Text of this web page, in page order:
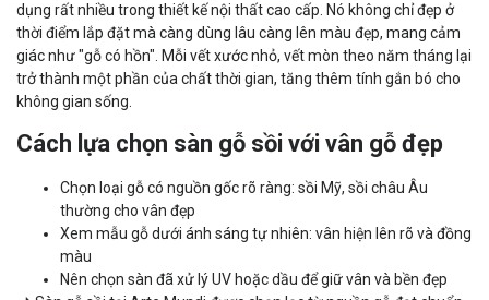
dụng rất nhiều trong thiết kế nội thất cao cấp. Nó không chỉ đẹp ở
thời điểm lắp đặt mà càng dùng lâu càng lên màu đẹp, mang cảm
giác như "gỗ có hồn". Mỗi vết xước nhỏ, vết mòn theo năm tháng lại
trở thành một phần của chất thời gian, tăng thêm tính gắn bó cho
không gian sống.
Cách lựa chọn sàn gỗ sồi với vân gỗ đẹp
Chọn loại gỗ có nguồn gốc rõ ràng: sồi Mỹ, sồi châu Âu
thường cho vân đẹp
Xem mẫu gỗ dưới ánh sáng tự nhiên: vân hiện lên rõ và đồng
màu
Nên chọn sàn đã xử lý UV hoặc dầu để giữ vân và bền đẹp